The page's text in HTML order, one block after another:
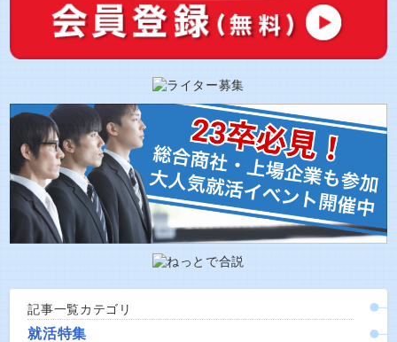
記事一覧カテゴリ
就活特集